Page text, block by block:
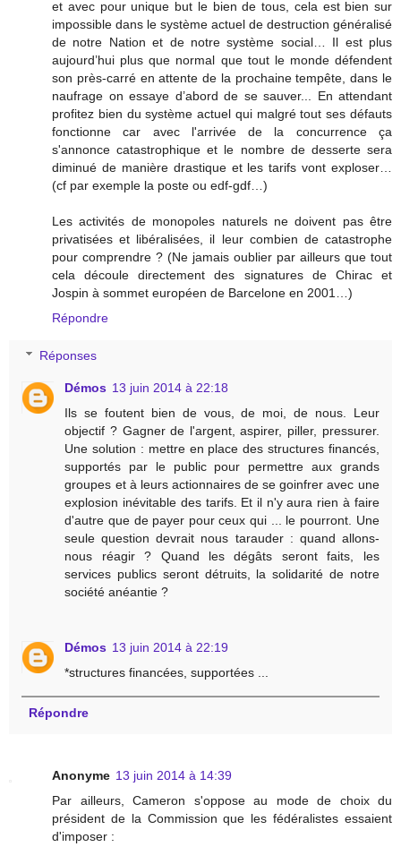
et avec pour unique but le bien de tous, cela est bien sur
impossible dans le système actuel de destruction généralisé
de notre Nation et de notre système social… Il est plus
aujourd’hui plus que normal que tout le monde défendent
son près-carré en attente de la prochaine tempête, dans le
naufrage on essaye d’abord de se sauver... En attendant
profitez bien du système actuel qui malgré tout ses défauts
fonctionne car avec l'arrivée de la concurrence ça
s'annonce catastrophique et le nombre de desserte sera
diminué de manière drastique et les tarifs vont exploser…
(cf par exemple la poste ou edf-gdf…)
Les activités de monopoles naturels ne doivent pas être
privatisées et libéralisées, il leur combien de catastrophe
pour comprendre ? (Ne jamais oublier par ailleurs que tout
cela découle directement des signatures de Chirac et
Jospin à sommet européen de Barcelone en 2001…)
Répondre
Réponses
Démos 13 juin 2014 à 22:18
Ils se foutent bien de vous, de moi, de nous. Leur
objectif ? Gagner de l'argent, aspirer, piller, pressurer.
Une solution : mettre en place des structures financés,
supportés par le public pour permettre aux grands
groupes et à leurs actionnaires de se goinfrer avec une
explosion inévitable des tarifs. Et il n'y aura rien à faire
d'autre que de payer pour ceux qui ... le pourront. Une
seule question devrait nous tarauder : quand allons-
nous réagir ? Quand les dégâts seront faits, les
services publics seront détruits, la solidarité de notre
société anéantie ?
Démos 13 juin 2014 à 22:19
*structures financées, supportées ...
Répondre
Anonyme 13 juin 2014 à 14:39
Par ailleurs, Cameron s'oppose au mode de choix du
président de la Commission que les fédéralistes essaient
d'imposer :